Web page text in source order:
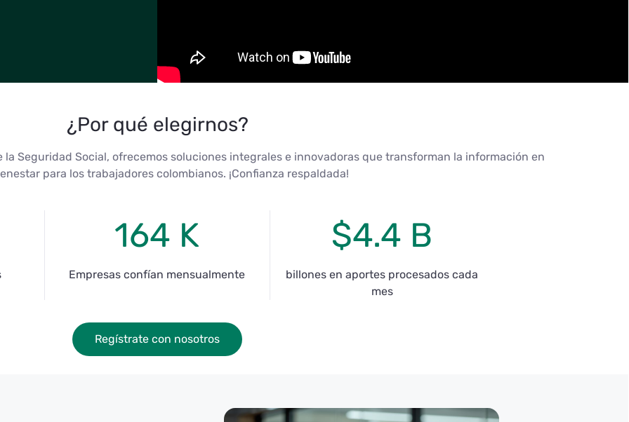
¿Por qué elegirnos?
la Seguridad Social, ofrecemos soluciones integrales e innovadoras que transforman la información en
para los trabajadores colombianos. ¡Confianza respaldada!
164 K
Empresas confían mensualmente
$4.4 B
billones en aportes procesados cada
mes
Regístrate con nosotros